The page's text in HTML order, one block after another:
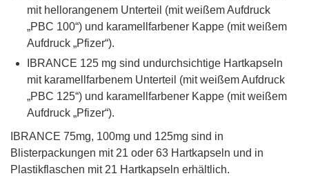
mit hellorangenem Unterteil (mit weißem Aufdruck
„PBC 100“) und karamellfarbener Kappe (mit weißem
Aufdruck „Pfizer“).
IBRANCE 125 mg sind undurchsichtige Hartkapseln
mit karamellfarbenem Unterteil (mit weißem Aufdruck
„PBC 125“) und karamellfarbener Kappe (mit weißem
Aufdruck „Pfizer“).
IBRANCE 75mg, 100mg und 125mg sind in
Blisterpackungen mit 21 oder 63 Hartkapseln und in
Plastikflaschen mit 21 Hartkapseln erhältlich.